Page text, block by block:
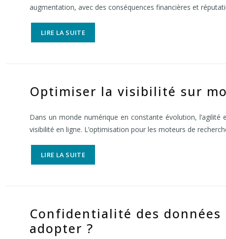
augmentation, avec des conséquences financières et
LIRE LA SUITE
Optimiser la visibilité sur
Dans un monde numérique en constante évolution,
visibilité en ligne. L’optimisation pour les moteurs de
LIRE LA SUITE
Confidentialité des
adopter ?